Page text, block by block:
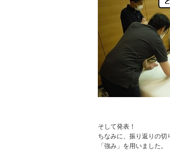
そして発表！
ちなみに、振り返りの
「強み」を用いました。